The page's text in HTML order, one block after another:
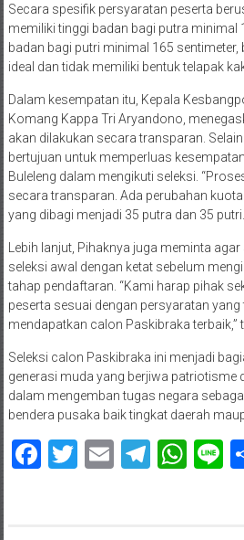
Secara spesifik persyaratan peserta
memiliki tinggi badan bagi putra minimal
badan bagi putri minimal 165 sentimeter,
ideal dan tidak memiliki bentuk telapak
Dalam kesempatan itu, Kepala
Komang Kappa Tri Aryandono,
akan dilakukan secara transparan.
bertujuan untuk memperluas
Buleleng dalam mengikuti seleksi.
secara transparan. Ada perubahan
yang dibagi menjadi 35 putra dan 35
Lebih lanjut, Pihaknya juga meminta
seleksi awal dengan ketat sebelum
tahap pendaftaran. “Kami harap pihak
peserta sesuai dengan persyaratan
mendapatkan calon Paskibraka terbaik,”
Seleksi calon Paskibraka ini menjadi
generasi muda yang berjiwa patriotisme
dalam mengemban tugas negara
bendera pusaka baik tingkat daerah
Facebook
Twitter
Email